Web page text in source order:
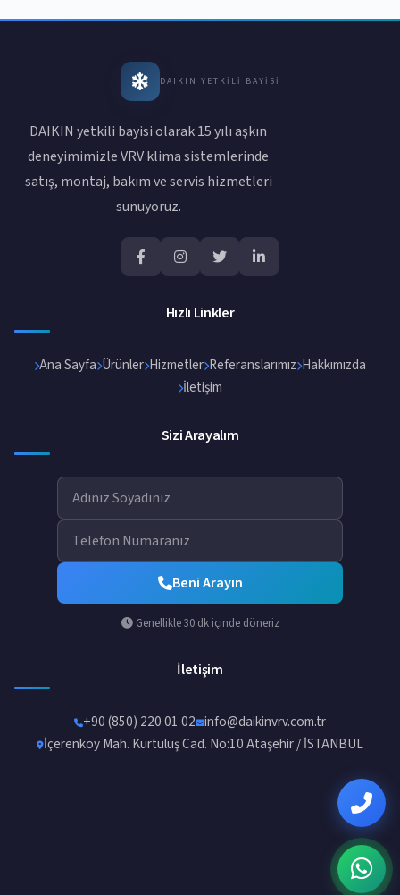
DAIKIN YETKILI BAYISI
DAIKIN yetkili bayisi olarak 15 yılı aşkın
deneyimimizle VRV klima sistemlerinde
satış, montaj, bakım ve servis hizmetleri
sunuyoruz.
Hızlı Linkler
Ana Sayfa Ürünler Hizmetler Referanslarımız Hakkımızda
İletişim
Sizi Arayalım
Beni Arayın
Genellikle 30 dk içinde döneriz
İletişim
+90 (850) 220 01 02 info@daikinvrv.com.tr
İçerenköy Mah. Kurtuluş Cad. No:10 Ataşehir / İSTANBUL